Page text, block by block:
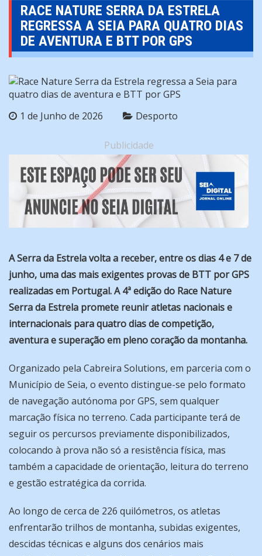
RACE NATURE SERRA DA ESTRELA
REGRESSA A SEIA PARA QUATRO DIAS
DE AVENTURA E BTT POR GPS
1 de Junho de 2026 Desporto
Publicidade
A Serra da Estrela volta a receber, entre os dias 4 e 7 de
junho, uma das mais exigentes provas de BTT por GPS
realizadas em Portugal. A 4ª edição do Race Nature
Serra da Estrela promete reunir atletas nacionais e
internacionais para quatro dias de competição,
aventura e superação em pleno coração da montanha.
Organizado pela Cabreira Solutions, em parceria com o
Município de Seia, o evento distingue-se pelo formato
de navegação autónoma por GPS, sem qualquer
marcação física no terreno. Cada participante terá de
seguir os percursos previamente disponibilizados,
colocando à prova não só a resistência física, mas
também a capacidade de orientação, leitura do terreno
e gestão estratégica da corrida.
Ao longo de cerca de 226 quilómetros, os atletas
enfrentarão trilhos de montanha, subidas exigentes,
descidas técnicas e alguns dos cenários mais